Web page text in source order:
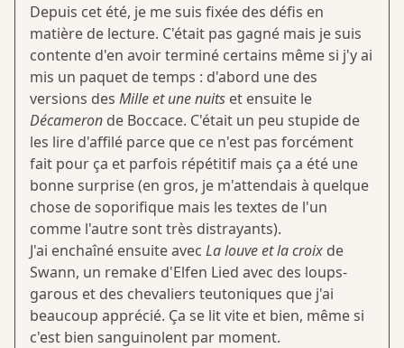
Depuis cet été, je me suis fixée des défis en
matière de lecture. C'était pas gagné mais je suis
contente d'en avoir terminé certains même si j'y ai
mis un paquet de temps : d'abord une des
versions des Mille et une nuits et ensuite le
Décameron de Boccace. C'était un peu stupide de
les lire d'affilé parce que ce n'est pas forcément
fait pour ça et parfois répétitif mais ça a été une
bonne surprise (en gros, je m'attendais à quelque
chose de soporifique mais les textes de l'un
comme l'autre sont très distrayants).
J'ai enchaîné ensuite avec La louve et la croix de
Swann, un remake d'Elfen Lied avec des loups-
garous et des chevaliers teutoniques que j'ai
beaucoup apprécié. Ça se lit vite et bien, même si
c'est bien sanguinolent par moment.